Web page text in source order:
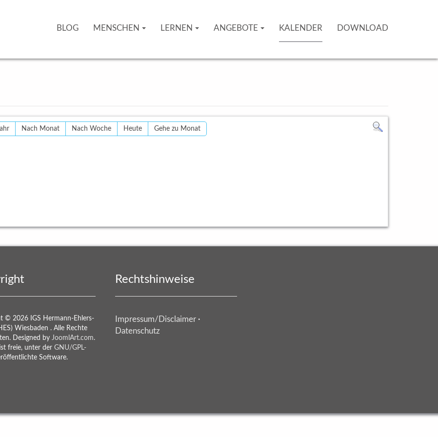
BLOG MENSCHEN LERNEN ANGEBOTE KALENDER DOWNLOAD
Nach Monat Nach Woche Heute Gehe zu Monat
© 2026 IGS Hermann-Ehlers-
Wiesbaden . Alle Rechte
Designed by JoomlArt.com.
ist freie, unter der GNU/GPL-
Software.
Rechtshinweise
Impressum/Disclaimer ·
Datenschutz